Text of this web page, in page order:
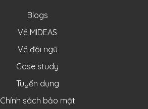
Blogs
Về MIDEAS
Về đội ngũ
Case study
Tuyển dụng
Chính sách bảo mật